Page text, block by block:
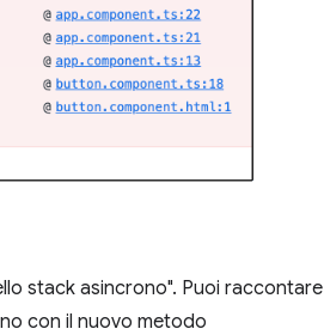
stack asincrono". Puoi raccontare
con il nuovo metodo